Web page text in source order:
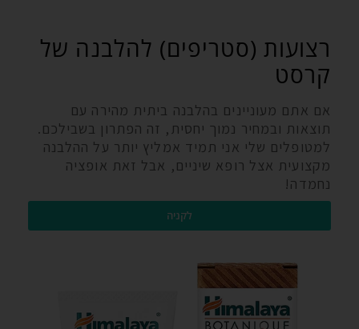
רצועות (סטריפים) להלבנה של
קרסט
אם אתם מעוניינים בהלבנה ביתית מהירה עם
תוצאות ובמחיר נמוך יחסית, זה הפתרון בשבילכם.
למטופלים שלי אני תמיד אמליץ יותר על ההלבנה
מקצועית אצל רופא שיניים, אבל זאת אופציה
נחמדה!
לקניה